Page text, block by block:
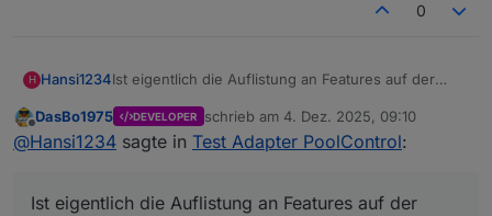
0
H Hansi1234Ist eigentlich die Auflistung an Features auf der
da z.B. nicht aufgeführt sind.
Offline
DasBo1975 DEVELOPER schrieb am 4. Dez. 2025, 09:10
zuletzt editiert von
@Hansi1234 sagte in Test Adapter PoolControl:
Ist eigentlich die Auflistung an Features auf der